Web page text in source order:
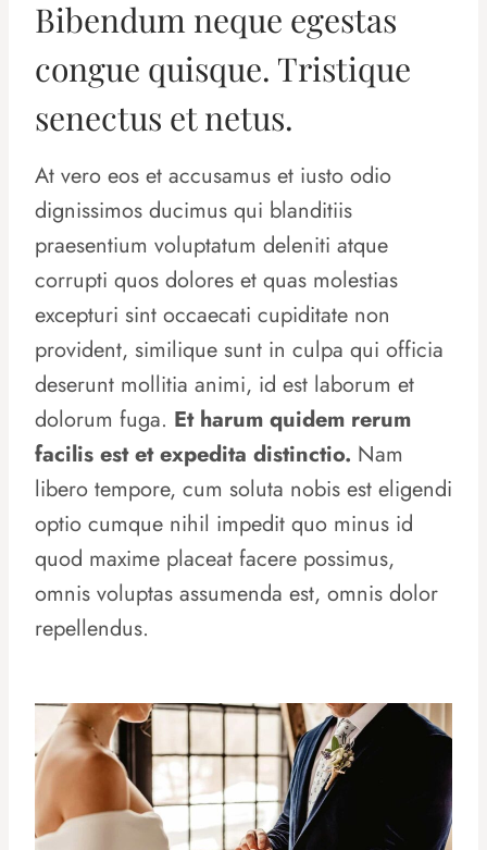
Bibendum neque egestas
congue quisque. Tristique
senectus et netus.
At vero eos et accusamus et iusto odio
dignissimos ducimus qui blanditiis
praesentium voluptatum deleniti atque
corrupti quos dolores et quas molestias
excepturi sint occaecati cupiditate non
provident, similique sunt in culpa qui officia
deserunt mollitia animi, id est laborum et
dolorum fuga. Et harum quidem rerum
facilis est et expedita distinctio. Nam
libero tempore, cum soluta nobis est eligendi
optio cumque nihil impedit quo minus id
quod maxime placeat facere possimus,
omnis voluptas assumenda est, omnis dolor
repellendus.